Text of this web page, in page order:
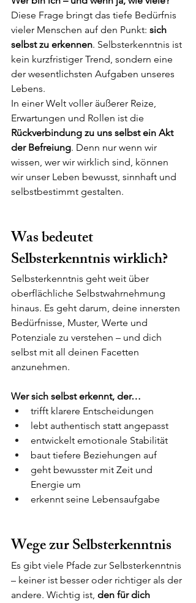
Diese Frage bringt das tiefe Bedürfnis
vieler Menschen auf den Punkt: sich
selbst zu erkennen. Selbsterkenntnis ist
kein kurzfristiger Trend, sondern eine
der wesentlichsten Aufgaben unseres
Lebens.
In einer Welt voller äußerer Reize,
Erwartungen und Rollen ist die
Rückverbindung zu uns selbst ein Akt
der Befreiung. Denn nur wenn wir
wissen, wer wir wirklich sind, können
wir unser Leben bewusst, sinnhaft und
selbstbestimmt gestalten.
Was bedeutet
Selbsterkenntnis wirklich?
Selbsterkenntnis geht weit über
oberflächliche Selbstwahrnehmung
hinaus. Es geht darum, deine innersten
Bedürfnisse, Muster, Werte und
Potenziale zu verstehen – und dich
selbst mit all deinen Facetten
anzunehmen.
Wer sich selbst erkennt, der…
trifft klarere Entscheidungen
lebt authentisch statt angepasst
entwickelt emotionale Stabilität
baut tiefere Beziehungen auf
geht bewusster mit Zeit und
Energie um
erkennt seine Lebensaufgabe
Wege zur Selbsterkenntnis
Es gibt viele Pfade zur Selbsterkenntnis
– keiner ist besser oder richtiger als der
andere. Wichtig ist, den für dich